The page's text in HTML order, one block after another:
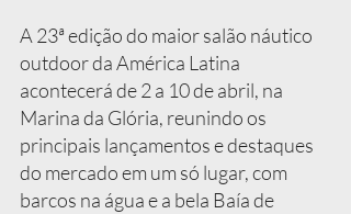
A 23ª edição do maior salão náutico
outdoor da América Latina
acontecerá de 2 a 10 de abril, na
Marina da Glória, reunindo os
principais lançamentos e destaques
do mercado em um só lugar, com
barcos na água e a bela Baía de